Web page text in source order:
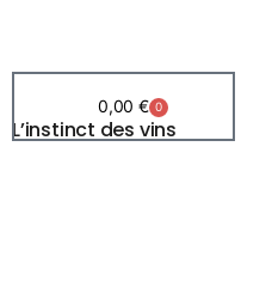
L’instinct des vins
0,00 € 0